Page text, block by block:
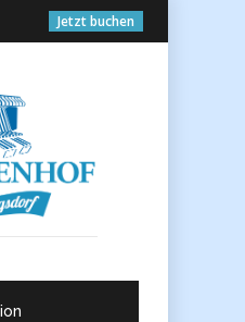
Jetzt buchen